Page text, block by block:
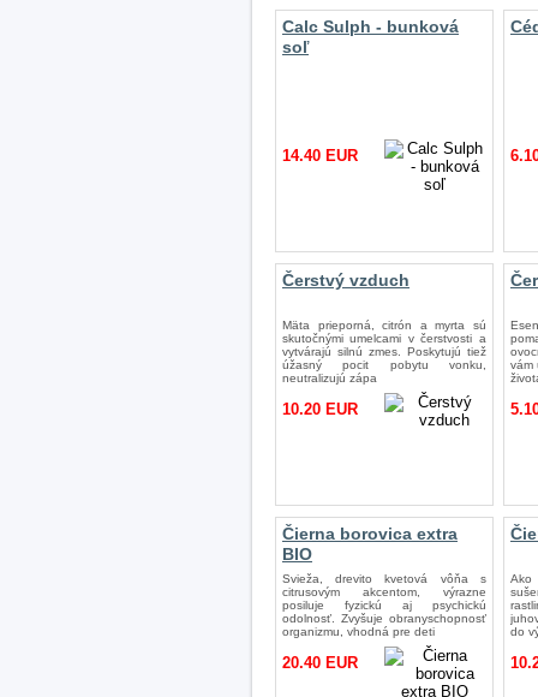
Calc Sulph - bunková
soľ
14.40 EUR
Čerstvý vzduch
Mäta prieporná, citrón a myrta sú
skutočnými umelcami v čerstvosti a
vytvárajú silnú zmes. Poskytujú tiež
úžasný pocit pobytu vonku,
neutralizujú zápa
10.20 EUR
vám
Čierna borovica extra
BIO
Svieža, drevito kvetová vôňa s
citrusovým akcentom, výrazne
posiluje fyzickú aj psychickú
odolnosť. Zvyšuje obranyschopnosť
organizmu, vhodná pre deti
20.40 EUR
Ako
do